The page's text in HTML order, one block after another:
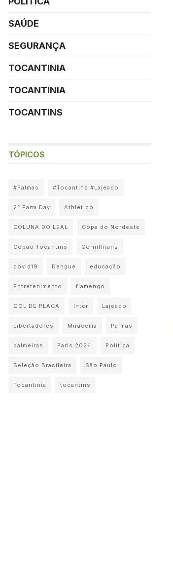
SAÚDE
SEGURANÇA
TOCANTINIA
TOCANTINIA
TOCANTINS
TÓPICOS
#Palmas #Tocantins #Lajeado
2° Farm Day Athletico
COLUNA DO LEAL Copa do Nordeste
Copão Tocantins Corinthians
covid19 Dengue educação
Entretenimento flamengo
GOL DE PLACA Inter Lajeado
Libertadores Miracema Palmas
palmeiras Paris 2024 Política
Seleção Brasileira São Paulo
Tocantinia tocantins